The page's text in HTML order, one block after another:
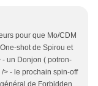
pour que Mo/CDM
shot de Spirou et
- un Donjon ( potron-
> - le prochain spin-off
de Forbidden